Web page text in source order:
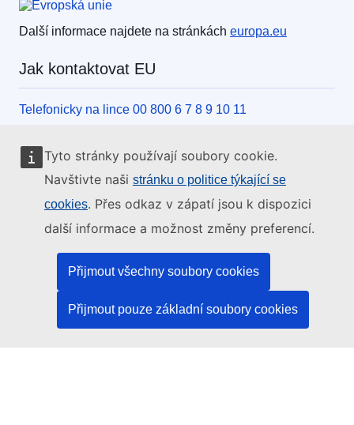
Tyto stránky používají soubory cookie.
Navštivte naši stránku o politice týkající se
cookies. Přes odkaz v zápatí jsou k dispozici
další informace a možnost změny preferencí.
Přijmout všechny soubory cookies
Přijmout pouze základní soubory cookies
Další informace najdete na stránkách europa.eu
Jak kontaktovat EU
Telefonicky na lince 00 800 6 7 8 9 10 11
Písemně, pomocí kontaktního formuláře
Osobně, v kontaktním místě EU
Sociální média
Vyhledávání informačních kanálů EU v sociálních
médiích
Orgány a instituce EU